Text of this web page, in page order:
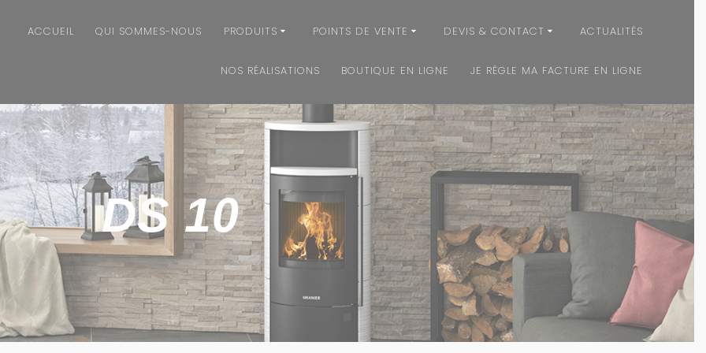
ACCUEIL QUI SOMMES-NOUS PRODUITS POINTS DE VENTE DEVIS & CONTACT ACTUALITÉS
NOS RÉALISATIONS BOUTIQUE EN LIGNE JE RÉGLE MA FACTURE EN LIGNE
DS 10